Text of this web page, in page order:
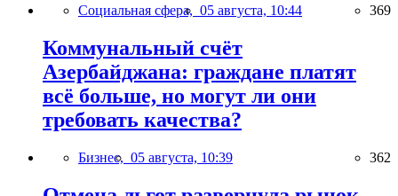
Социальная сфера, 05 августа, 10:44 369
Коммунальный счёт
Азербайджана: граждане платят
всё больше, но могут ли они
требовать качества?
Бизнес, 05 августа, 10:39 362